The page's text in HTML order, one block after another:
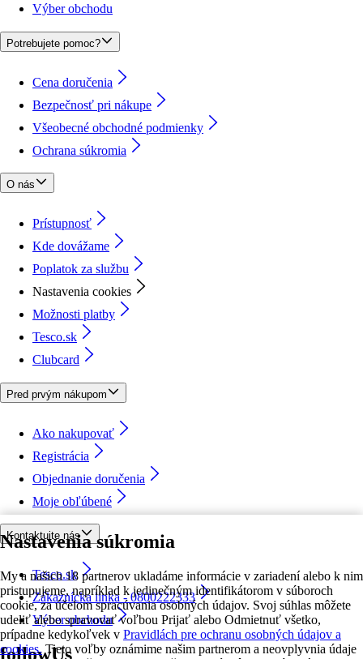
Nastavenia súkromia
My a našich 18 partnerov ukladáme informácie v zariadení alebo k nim
pristupujeme, napríklad k jedinečným identifikátorom v súboroch
cookie, za účelom spracúvania osobných údajov. Svoj súhlas môžete
udeliť alebo spravovať voľbou Prijať alebo Odmietnuť všetko,
prípadne kedykoľvek v Pravidlách pre ochranu osobných údajov a
cookies. Tieto voľby oznámime našim partnerom a neovplyvnia údaje
Výber obchodu
Potrebujete pomoc?
Cena doručenia
Bezpečnosť pri nákupe
Všeobecné obchodné podmienky
Ochrana súkromia
O nás
Prístupnosť
Kde dovážame
Poplatok za službu
Nastavenia cookies
Možnosti platby
Tesco.sk
Clubcard
Pred prvým nákupom
Ako nakupovať
Registrácia
Objednanie doručenia
Moje obľúbené
Kontaktujte nás
Tesco.sk
Zákaznícka linka - 0800222333
Výber obchodu
followUs